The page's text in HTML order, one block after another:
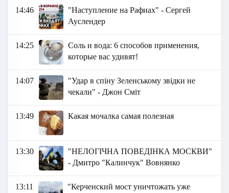
14:46
"Наступление на Рафиах" - Сергей
Ауслендер
14:25
Соль и вода: 6 способов применения,
которые вас удивят!
14:07
"Удар в спіну Зеленському звідки не
чекали" - Джон Сміт
13:49 Какая мочалка самая полезная
13:30
"НЕЛОГІЧНА ПОВЕДІНКА МОСКВИ"
- Дмитро "Калинчук" Вовнянко
13:11
"Керченский мост уничтожать уже